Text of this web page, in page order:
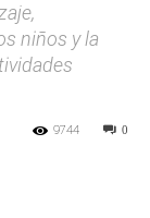
niños y la
0
9744